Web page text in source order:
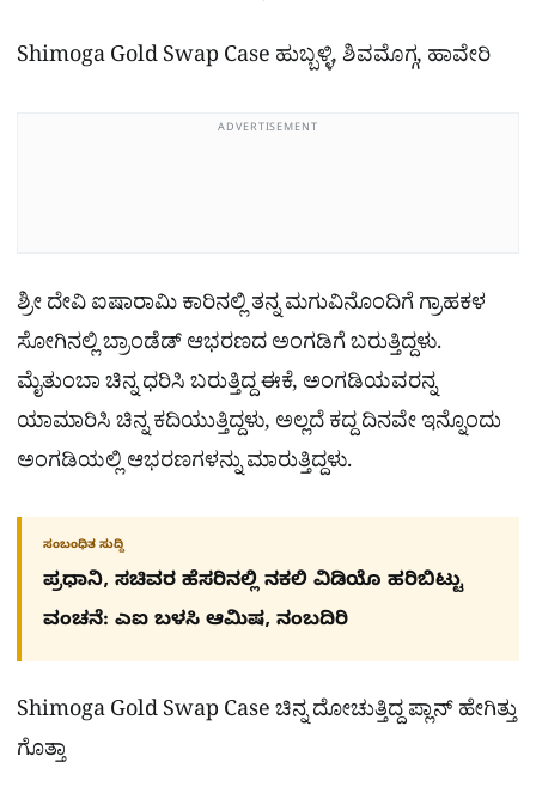
Shimoga Gold Swap Case ಹುಬ್ಬಳ್ಳಿ, ಶಿವಮೊಗ್ಗ, ಹಾವೇರಿ
ADVERTISEMENT
ಶ್ರೀ ದೇವಿ ಐಷಾರಾಮಿ ಕಾರಿನಲ್ಲಿ ತನ್ನ ಮಗುವಿನೊಂದಿಗೆ ಗ್ರಾಹಕಳ
ಸೋಗಿನಲ್ಲಿ ಬ್ರಾಂಡೆಡ್ ಆಭರಣದ ಅಂಗಡಿಗೆ ಬರುತ್ತಿದ್ದಳು.
ಮೈತುಂಬಾ ಚಿನ್ನ ಧರಿಸಿ ಬರುತ್ತಿದ್ದ ಈಕೆ, ಅಂಗಡಿಯವರನ್ನ
ಯಾಮಾರಿಸಿ ಚಿನ್ನ ಕದಿಯುತ್ತಿದ್ದಳು, ಅಲ್ಲದೆ ಕದ್ದ ದಿನವೇ ಇನ್ನೊಂದು
ಅಂಗಡಿಯಲ್ಲಿ ಆಭರಣಗಳನ್ನು ಮಾರುತ್ತಿದ್ದಳು.
ಸಂಬಂಧಿತ ಸುದ್ದಿ
ಪ್ರಧಾನಿ, ಸಚಿವರ ಹೆಸರಿನಲ್ಲಿ ನಕಲಿ ವಿಡಿಯೊ ಹರಿಬಿಟ್ಟು
ವಂಚನೆ: ಎಐ ಬಳಸಿ ಆಮಿಷ, ನಂಬದಿರಿ
Shimoga Gold Swap Case ಚಿನ್ನ ದೋಚುತ್ತಿದ್ದ ಪ್ಲಾನ್​ ಹೇಗಿತ್ತು
ಗೊತ್ತಾ